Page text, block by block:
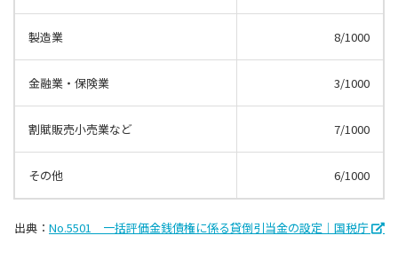
製造業 8/1000
金融業・保険業 3/1000
割賦販売小売業など 7/1000
その他 6/1000
出典： No.5501 一括評価金銭債権に係る貸倒引当金の設定｜国税庁